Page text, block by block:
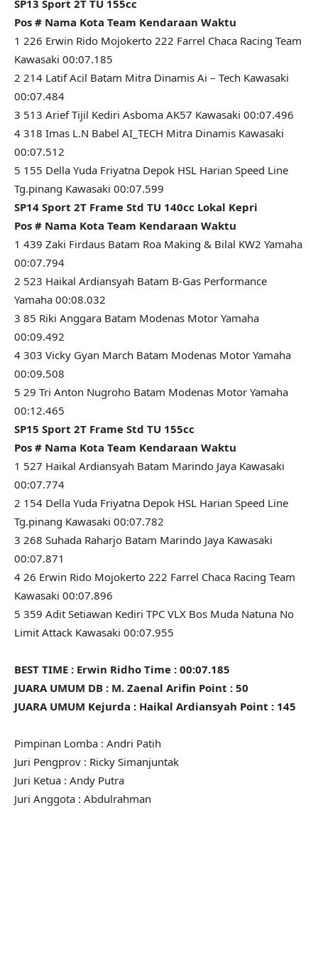
SP13 Sport 2T TU 155cc
Pos # Nama Kota Team Kendaraan Waktu
1 226 Erwin Rido Mojokerto 222 Farrel Chaca Racing Team
Kawasaki 00:07.185
2 214 Latif Acil Batam Mitra Dinamis Ai – Tech Kawasaki
00:07.484
3 513 Arief Tijil Kediri Asboma AK57 Kawasaki 00:07.496
4 318 Imas L.N Babel AI_TECH Mitra Dinamis Kawasaki
00:07.512
5 155 Della Yuda Friyatna Depok HSL Harian Speed Line
Tg.pinang Kawasaki 00:07.599
SP14 Sport 2T Frame Std TU 140cc Lokal Kepri
Pos # Nama Kota Team Kendaraan Waktu
1 439 Zaki Firdaus Batam Roa Making & Bilal KW2 Yamaha
00:07.794
2 523 Haikal Ardiansyah Batam B-Gas Performance
Yamaha 00:08.032
3 85 Riki Anggara Batam Modenas Motor Yamaha
00:09.492
4 303 Vicky Gyan March Batam Modenas Motor Yamaha
00:09.508
5 29 Tri Anton Nugroho Batam Modenas Motor Yamaha
00:12.465
SP15 Sport 2T Frame Std TU 155cc
Pos # Nama Kota Team Kendaraan Waktu
1 527 Haikal Ardiansyah Batam Marindo Jaya Kawasaki
00:07.774
2 154 Della Yuda Friyatna Depok HSL Harian Speed Line
Tg.pinang Kawasaki 00:07.782
3 268 Suhada Raharjo Batam Marindo Jaya Kawasaki
00:07.871
4 26 Erwin Rido Mojokerto 222 Farrel Chaca Racing Team
Kawasaki 00:07.896
5 359 Adit Setiawan Kediri TPC VLX Bos Muda Natuna No
Limit Attack Kawasaki 00:07.955
BEST TIME : Erwin Ridho Time : 00:07.185
JUARA UMUM DB : M. Zaenal Arifin Point : 50
JUARA UMUM Kejurda : Haikal Ardiansyah Point : 145
Pimpinan Lomba : Andri Patih
Juri Pengprov : Ricky Simanjuntak
Juri Ketua : Andy Putra
Juri Anggota : Abdulrahman